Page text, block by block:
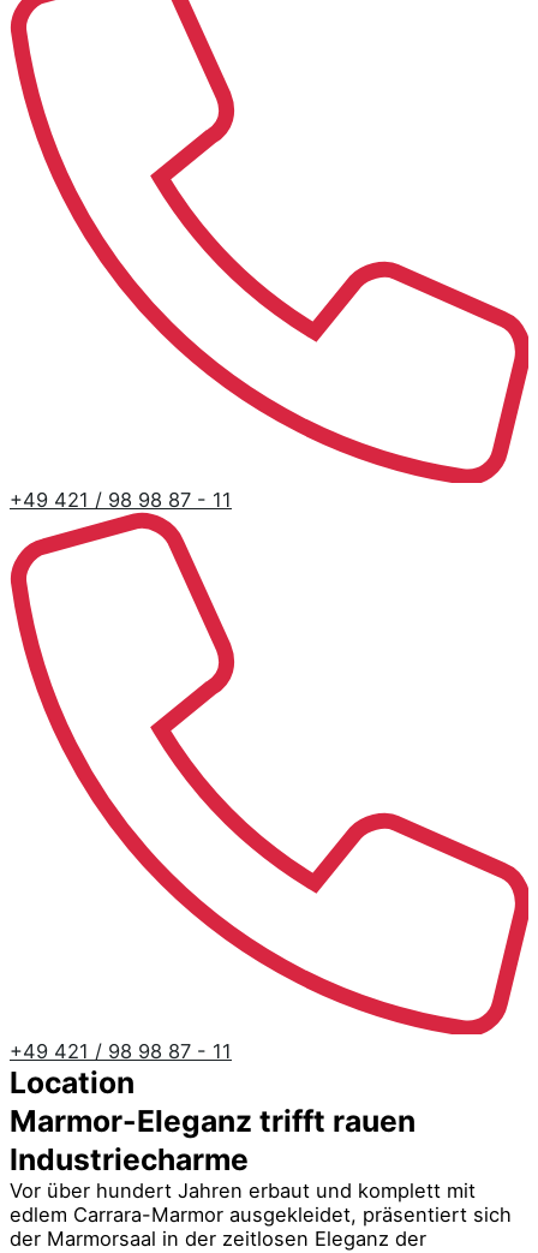
+49 421 / 98 98 87 - 11
+49 421 / 98 98 87 - 11
Location
Marmor-Eleganz trifft rauen
Industriecharme
Vor über hundert Jahren erbaut und komplett mit
edlem Carrara-Marmor ausgekleidet, präsentiert sich
der Marmorsaal in der zeitlosen Eleganz der